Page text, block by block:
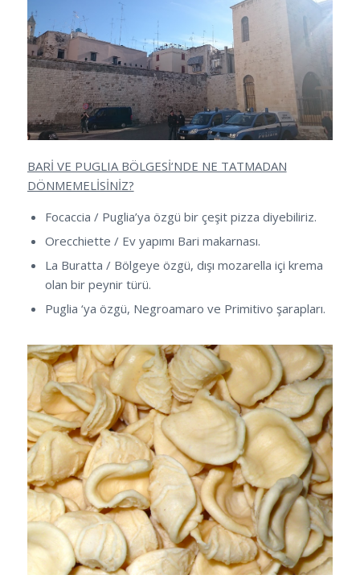
BARİ VE PUGLIA BÖLGESİ’NDE NE TATMADAN
DÖNMEMELİSİNİZ?
Focaccia / Puglia’ya özgü bir çeşit pizza diyebiliriz.
Orecchiette / Ev yapımı Bari makarnası.
La Buratta / Bölgeye özgü, dışı mozarella içi krema
olan bir peynir türü.
Puglia ‘ya özgü, Negroamaro ve Primitivo şarapları.